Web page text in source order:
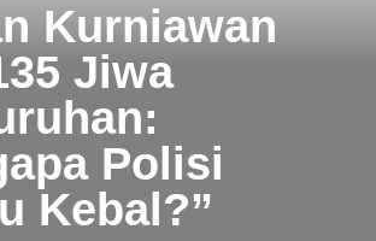
Kurniawan
Jiwa
Polisi
Kebal?”